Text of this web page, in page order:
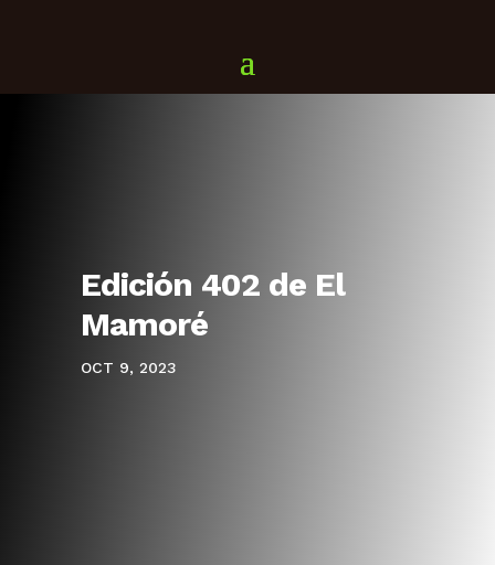
Edición 402 de El
Mamoré
OCT 9, 2023